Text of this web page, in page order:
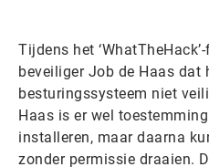
Tijdens het
beveiliger Job de Haas dat
besturingssysteem niet
Haas is er wel
installeren, maar daarna
zonder permissie draaien.